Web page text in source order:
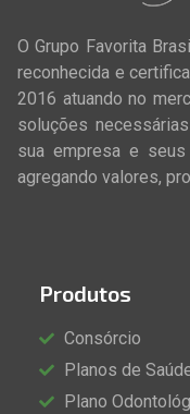
O Grupo Favorita
reconhecida e
2016 atuando no
soluções
sua empresa e seus
agregando valores,
Produtos
Consórcio
Planos de
Plano